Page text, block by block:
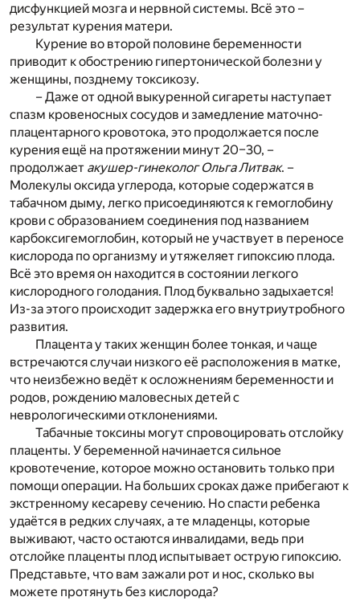
дисфункцией мозга и нервной системы. Всё это –
результат курения матери.
Курение во второй половине беременности
приводит к обострению гипертонической болезни у
женщины, позднему токсикозу.
– Даже от одной выкуренной сигареты наступает
спазм кровеносных сосудов и замедление маточно-
плацентарного кровотока, это продолжается после
курения ещё на протяжении минут 20–30, –
продолжает акушер-гинеколог Ольга Литвак. –
Молекулы оксида углерода, которые содержатся в
табачном дыму, легко присоединяются к гемоглобину
крови с образованием соединения под названием
карбоксигемоглобин, который не участвует в переносе
кислорода по организму и утяжеляет гипоксию плода.
Всё это время он находится в состоянии легкого
кислородного голодания. Плод буквально задыхается!
Из-за этого происходит задержка его внутриутробного
развития.
Плацента у таких женщин более тонкая, и чаще
встречаются случаи низкого её расположения в матке,
что неизбежно ведёт к осложнениям беременности и
родов, рождению маловесных детей с
неврологическими отклонениями.
Табачные токсины могут спровоцировать отслойку
плаценты. У беременной начинается сильное
кровотечение, которое можно остановить только при
помощи операции. На больших сроках даже прибегают к
экстренному кесареву сечению. Но спасти ребенка
удаётся в редких случаях, а те младенцы, которые
выживают, часто остаются инвалидами, ведь при
отслойке плаценты плод испытывает острую гипоксию.
Представьте, что вам зажали рот и нос, сколько вы
можете протянуть без кислорода?